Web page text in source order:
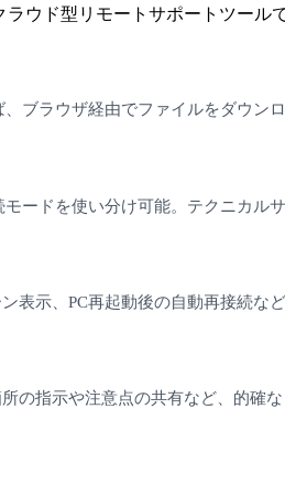
ウド型リモートサポートツールで
ブラウザ経由でファイルをダウン
ードを使い分け可能。テクニカル
示、PC再起動後の自動再接続な
指示や注意点の共有など、的確な